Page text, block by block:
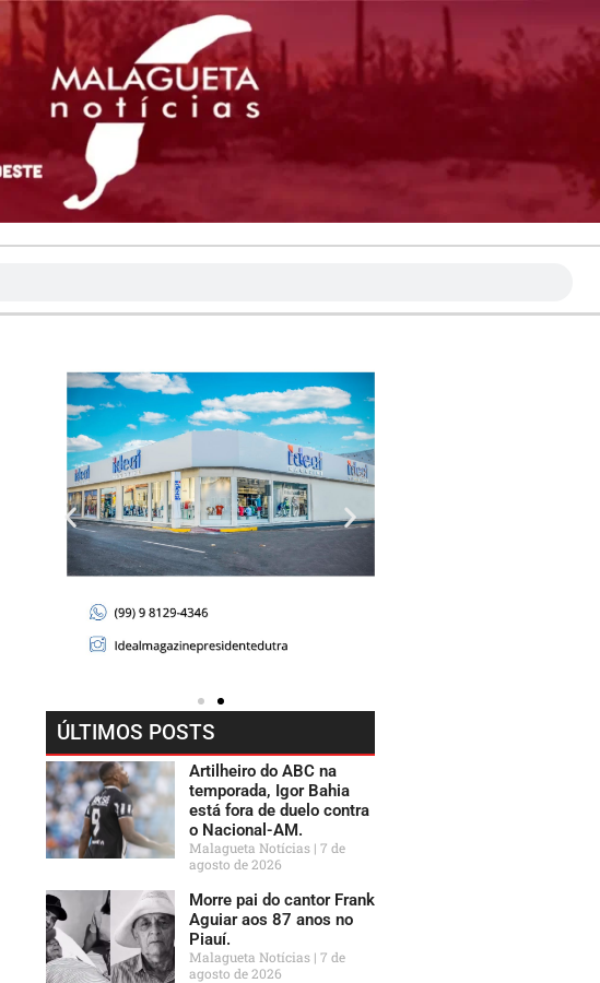
ÚLTIMOS POSTS
Artilheiro do ABC na
temporada, Igor Bahia
está fora de duelo contra
o Nacional-AM.
Malagueta Notícias 7 de
agosto de 2026
Morre pai do cantor Frank
Aguiar aos 87 anos no
Piauí.
Malagueta Notícias 7 de
agosto de 2026